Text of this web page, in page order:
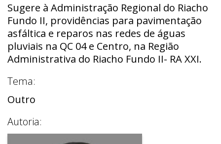
Sugere à Administração Regional do Riacho
Fundo II, providências para pavimentação
asfáltica e reparos nas redes de águas
pluviais na QC 04 e Centro, na Região
Administrativa do Riacho Fundo II- RA XXI.
Tema:
Outro
Autoria: